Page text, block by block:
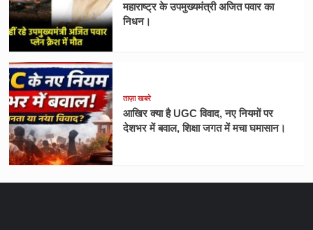
महाराष्ट्र के उपमुख्यमंत्री अजित पवार का
निधन।
ताज़ा खबरे
आखिर क्या है UGC विवाद, नए नियमों पर
देशभर में बवाल, शिक्षा जगत में मचा घमासान।